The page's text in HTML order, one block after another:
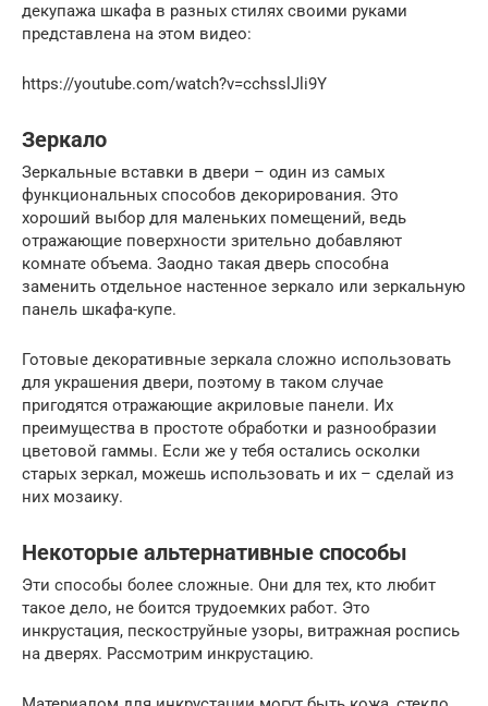
декупажа шкафа в разных стилях своими руками
представлена на этом видео:
https://youtube.com/watch?v=cchsslJli9Y
Зеркало
Зеркальные вставки в двери – один из самых
функциональных способов декорирования. Это
хороший выбор для маленьких помещений, ведь
отражающие поверхности зрительно добавляют
комнате объема. Заодно такая дверь способна
заменить отдельное настенное зеркало или зеркальную
панель шкафа-купе.
Готовые декоративные зеркала сложно использовать
для украшения двери, поэтому в таком случае
пригодятся отражающие акриловые панели. Их
преимущества в простоте обработки и разнообразии
цветовой гаммы. Если же у тебя остались осколки
старых зеркал, можешь использовать и их – сделай из
них мозаику.
Некоторые альтернативные способы
Эти способы более сложные. Они для тех, кто любит
такое дело, не боится трудоемких работ. Это
инкрустация, пескоструйные узоры, витражная роспись
на дверях. Рассмотрим инкрустацию.